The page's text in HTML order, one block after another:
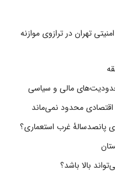
تهران در ترازوی موازنه
مالی و سیاسی
محدود نمی‌ماند
پانصدسالۀ غرب استعماری؟
بالا باشد؟